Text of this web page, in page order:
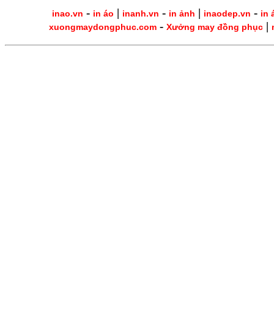
inao.vn - in áo | inanh.vn - in ảnh | inaodep.vn - in
xuongmaydongphuc.com- Xưởng may đồng phục|